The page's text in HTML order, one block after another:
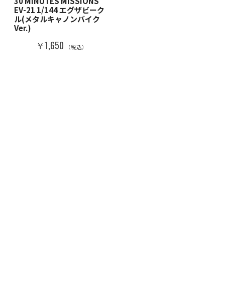
EV-21 1/144 エグザビーク
ル(メタルキャノンバイク
Ver.)
￥1,650 （税込）